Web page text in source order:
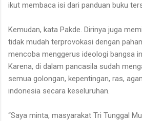
ikut membaca isi dari panduan buku
Kemudan, kata Pakde. Dirinya juga
tidak mudah terprovokasi dengan
mencoba menggerus ideologi bangsa
Karena, di dalam pancasila sudah
semua golongan, kepentingan, ras,
indonesia secara keseluruhan.
“Saya minta, masyarakat Tri Tunggal